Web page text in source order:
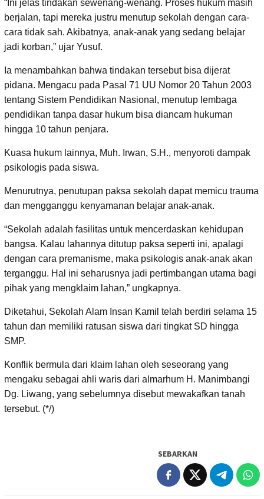
“Ini jelas tindakan sewenang-wenang. Proses hukum masih
berjalan, tapi mereka justru menutup sekolah dengan cara-
cara tidak sah. Akibatnya, anak-anak yang sedang belajar
jadi korban,” ujar Yusuf.
Ia menambahkan bahwa tindakan tersebut bisa dijerat
pidana. Mengacu pada Pasal 71 UU Nomor 20 Tahun 2003
tentang Sistem Pendidikan Nasional, menutup lembaga
pendidikan tanpa dasar hukum bisa diancam hukuman
hingga 10 tahun penjara.
Kuasa hukum lainnya, Muh. Irwan, S.H., menyoroti dampak
psikologis pada siswa.
Menurutnya, penutupan paksa sekolah dapat memicu trauma
dan mengganggu kenyamanan belajar anak-anak.
“Sekolah adalah fasilitas untuk mencerdaskan kehidupan
bangsa. Kalau lahannya ditutup paksa seperti ini, apalagi
dengan cara premanisme, maka psikologis anak-anak akan
terganggu. Hal ini seharusnya jadi pertimbangan utama bagi
pihak yang mengklaim lahan,” ungkapnya.
Diketahui, Sekolah Alam Insan Kamil telah berdiri selama 15
tahun dan memiliki ratusan siswa dari tingkat SD hingga
SMP.
Konflik bermula dari klaim lahan oleh seseorang yang
mengaku sebagai ahli waris dari almarhum H. Manimbangi
Dg. Liwang, yang sebelumnya disebut mewakafkan tanah
tersebut. (*/)
SEBARKAN